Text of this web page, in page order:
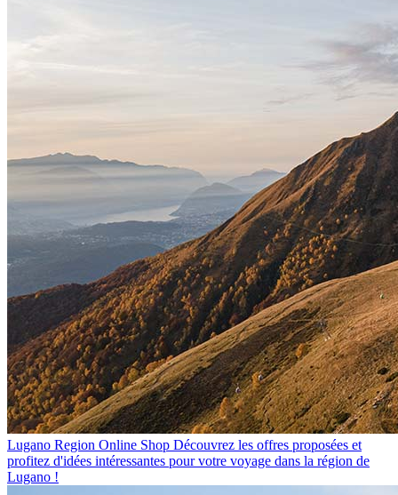
Lugano Region Online Shop Découvrez les offres proposées et
profitez d'idées intéressantes pour votre voyage dans la région de
Lugano !